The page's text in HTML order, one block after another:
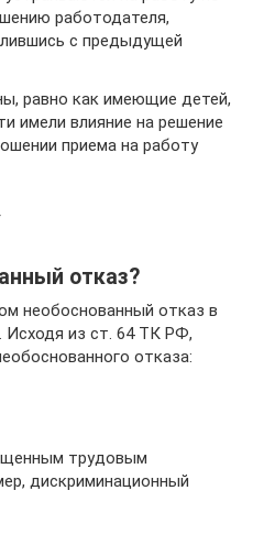
работодателя,
с предыдущей
равно как имеющие детей,
имели влияние на решение
приема на работу
отказ?
необоснованный отказ в
Исходя из ст. 64 ТК РФ,
отказа:
трудовым
дискриминационный